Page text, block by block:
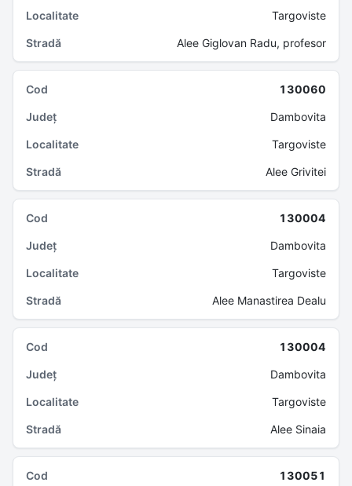
Targoviste
Alee Giglovan Radu, profesor
130060
Dambovita
Targoviste
Alee Grivitei
130004
Dambovita
Targoviste
Alee Manastirea Dealu
130004
Dambovita
Targoviste
Alee Sinaia
130051